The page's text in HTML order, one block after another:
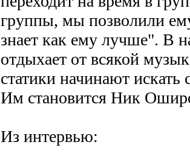
группы, мы позволили
знает как ему лучше". В
отдыхает от всякой
статики начинают искать
Им становится Ник
Из интервью: